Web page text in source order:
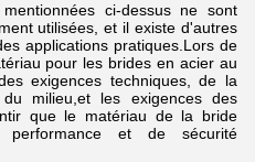
ci-dessus ne sont
utilisées, et il existe d'autres
applications pratiques.Lors de
pour les brides en acier au
exigences techniques, de la
milieu,et les exigences des
que le matériau de la bride
et de sécurité